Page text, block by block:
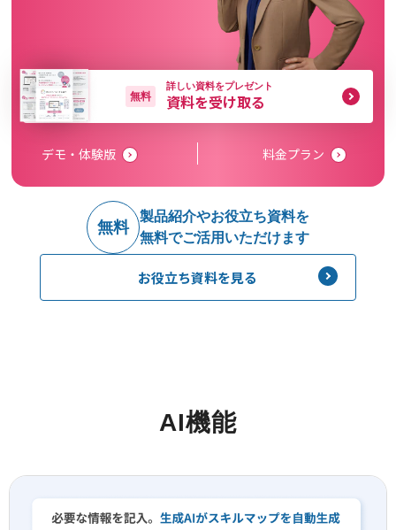
無料
詳しい資料をプレゼント
資料を受け取る
デモ・体験版 料金プラン
無料
製品紹介やお役立ち資料を
無料でご活用いただけます
お役立ち資料を見る
AI機能